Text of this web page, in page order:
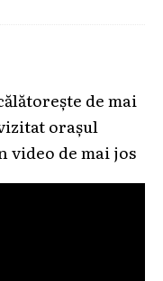
de mai
orașul
video de mai jos